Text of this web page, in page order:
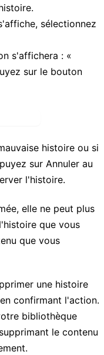
sélectionnez
s'affichera : «
sur le bouton
histoire ou si
sur Annuler au
l'histoire.
elle ne peut plus
que vous
que vous
une histoire
confirmant l'action.
bibliothèque
le contenu